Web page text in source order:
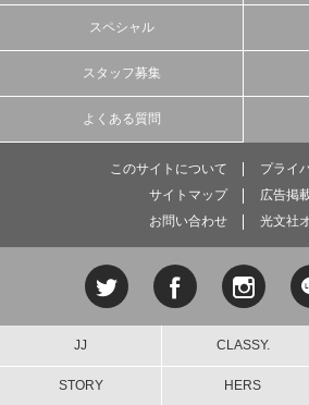
スペシャル
スタッフ募集
よくある質問
このサイトについて
プライ
サイトマップ
広告掲
お問い合わせ
光文社
JJ CLASSY.
STORY HERS